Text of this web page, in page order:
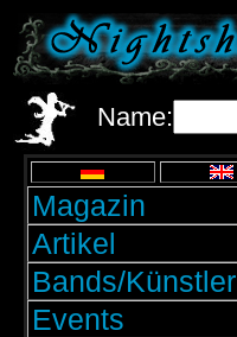
Name:
Magazin
Artikel
Bands/Künstler
Events